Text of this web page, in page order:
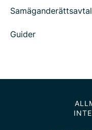
Samäganderättsavtal
Guider